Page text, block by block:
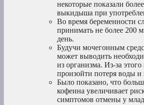
некоторые показали
выкидыша при
Во время беременности
принимать не более 200
день.
Будучи мочегонным
может выводить
из организма. Из-за
произойти потеря воды и
Было показано, что
кофеина увеличивает
симптомов отмены у